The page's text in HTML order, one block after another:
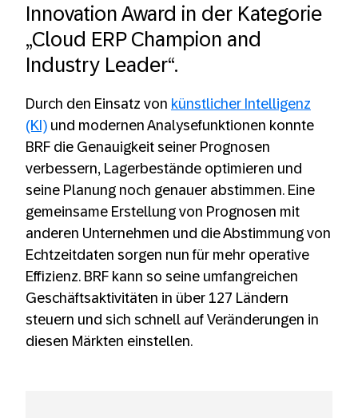
Innovation Award in der Kategorie
„Cloud ERP Champion and
Industry Leader“.
Durch den Einsatz von künstlicher Intelligenz
(KI) und modernen Analysefunktionen konnte
BRF die Genauigkeit seiner Prognosen
verbessern, Lagerbestände optimieren und
seine Planung noch genauer abstimmen. Eine
gemeinsame Erstellung von Prognosen mit
anderen Unternehmen und die Abstimmung von
Echtzeitdaten sorgen nun für mehr operative
Effizienz. BRF kann so seine umfangreichen
Geschäftsaktivitäten in über 127 Ländern
steuern und sich schnell auf Veränderungen in
diesen Märkten einstellen.